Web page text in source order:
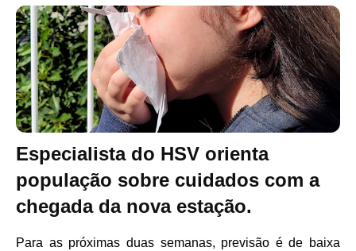
Especialista do HSV orienta
população sobre cuidados com a
chegada da nova estação.
Para as próximas duas semanas, previsão é de baixa